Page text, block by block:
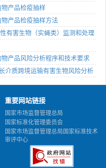
产品检疫抽样
产品检疫抽样方法
有害生物（实蝇类）监测和处理
产品风险分析程序和技术要求
介质跨境运输有害生物风险分析
重要网站链接
国家市场监督管理总局
国家标准化管理委员会
国家市场监督管理总局国家标准技术
审评中心